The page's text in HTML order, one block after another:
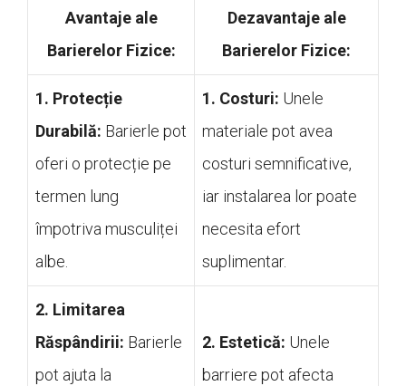
Avantaje ale
Barierelor Fizice:
Dezavantaje ale
Barierelor Fizice:
1. Protecție
Durabilă: Barierle pot
oferi o protecție pe
termen lung
împotriva musculiței
albe.
1. Costuri: Unele
materiale pot avea
costuri semnificative,
iar instalarea lor poate
necesita efort
suplimentar.
2. Limitarea
Răspândirii: Barierle
pot ajuta la
2. Estetică: Unele
barriere pot afecta